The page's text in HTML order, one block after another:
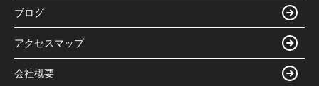
ブログ
アクセスマップ
会社概要